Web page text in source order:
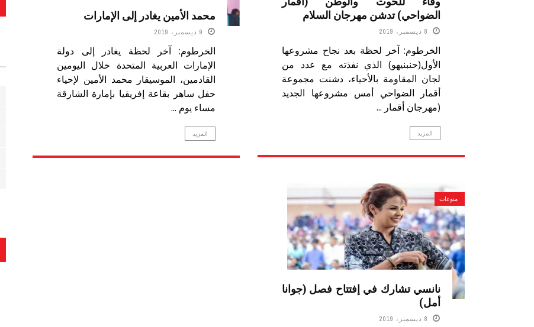
محمد الأمين يغادر إلى الإمارات
9 ديسمبر، 2019
الخرطوم: آخر لحظة يغادر إلى دولة
الإمارات العربية المتحدة خلال اليومين
القادمين، الموسيقار محمد الأمين لإحياء
حفل ساهر بقاعة إفريقيا بإمارة الشارقة
مساء يوم ...
المزيد
الضواحي) تدشن مهرجان السلام
8 ديسمبر، 2019
الخرطوم: آخر لحظة بعد نجاح مشروعها
الأول(حنبنيهو) الذي نفذته مع عدد من
لجان المقاومة بالأحياء، دشنت مجموعة
أقمار الضواحي أمس مشروعها الجديد
(مهرجان أقمار ...
المزيد
منوعات
نانسي تشارك في إفتتاح فصل (جوانا
أمل)
8 ديسمبر، 2019